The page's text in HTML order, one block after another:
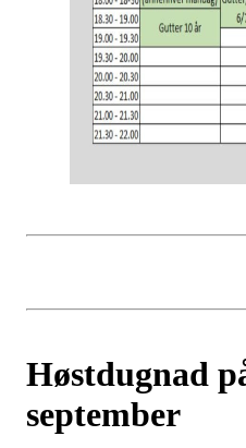
Høstdugnad
september